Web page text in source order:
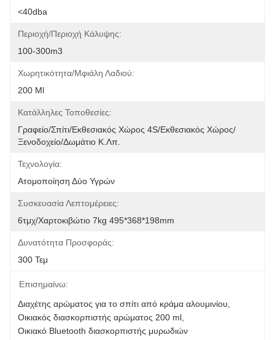
<40dba
Περιοχή/Περιοχή Κάλυψης:
100-300m3
Χωρητικότητα/Μφιάλη Λαδιού:
200 Ml
Κατάλληλες Τοποθεσίες:
Γραφείο/Σπίτι/Εκθεσιακός Χώρος 4S/Εκθεσιακός Χώρος/
Ξενοδοχείο/Δωμάτιο Κ.λπ.
Τεχνολογία:
Ατομοποίηση Δύο Υγρών
Συσκευασία Λεπτομέρειες:
6τμχ/Χαρτοκιβώτιο 7kg 495*368*198mm
Δυνατότητα Προσφοράς:
300 Τεμ
Επισημαίνω:
Διαχέτης αρώματος για το σπίτι από κράμα αλουμινίου
Οικιακός διασκορπιστής αρώματος 200 ml
Οικιακό Bluetooth διασκορπιστής μυρωδιών